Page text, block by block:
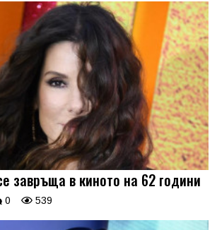
завръща в киното на 62 години
0 539